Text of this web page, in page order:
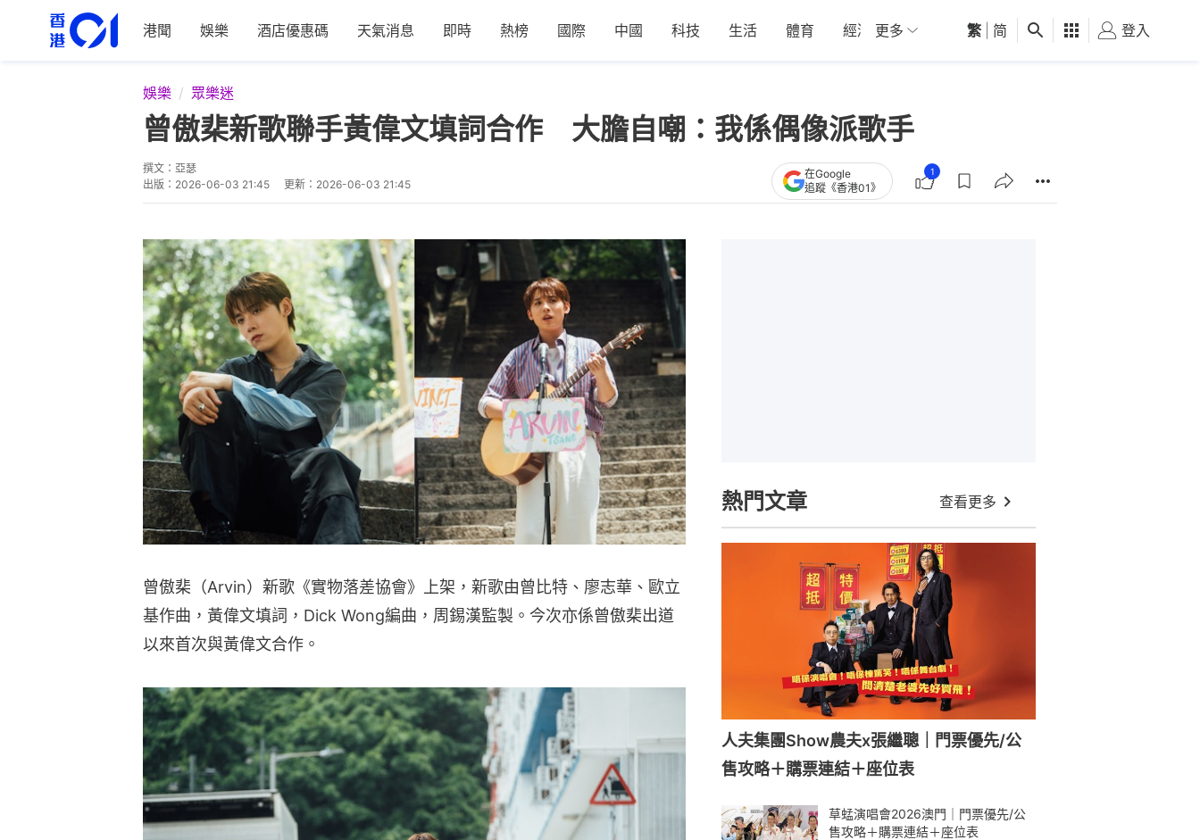
港聞 娛樂 酒店優惠碼 天氣消息 即時 熱榜 國際 中國 科技 生活 體育 經濟 01深圳 觀點 健康 好食玩飛
更多 繁 简 登入
娛樂 眾樂迷
曾傲棐新歌聯手黃偉文填詞合作 大膽自嘲：我係偶像派歌手
撰文： 亞瑟
出版： 2026-06-03 21:45 更新： 2026-06-03 21:45
在Google
追蹤《香港01》
1
曾傲棐（Arvin）新歌《實物落差協會》上架，新歌由曾比特、廖志華、歐立
基作曲，黃偉文填詞，Dick Wong編曲，周錫漢監製。今次亦係曾傲棐出道
以來首次與黃偉文合作。
熱門文章 查看更多
人夫集團Show農夫x張繼聰｜門票優先/公
售攻略＋購票連結＋座位表
草蜢演唱會2026澳門｜門票優先/公
售攻略＋購票連結＋座位表